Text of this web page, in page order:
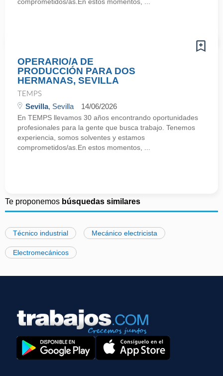
OPERARIO/A DE
PRODUCCIÓN PARA DOS
HERMANAS, SEVILLA
TEMPS
Sevilla, Sevilla 14/06/2026
En TEMPS llevamos 30 años encontrando oportunidades
profesionales para la gente que busca trabajo. Tenemos
experiencia, somos solventes y estamos
comprometidos/as.En estos momentos, ...
Te proponemos búsquedas similares
Técnico industrial Mecánico electricista
Electromecánicos